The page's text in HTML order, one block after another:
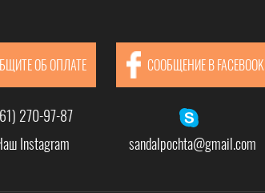
и даже могут конкурировать с известными марками.
ОБ ОПЛАТЕ СООБЩЕНИЕ В FACEBOOK
270-97-87
Instagram sandalpochta@gmail.com